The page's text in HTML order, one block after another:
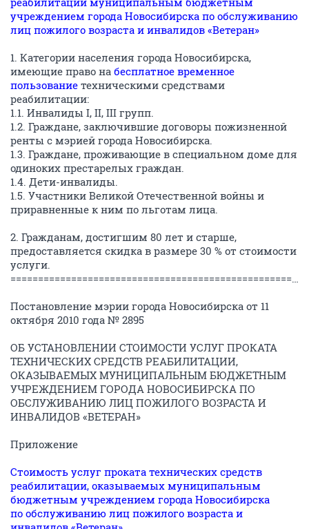
учреждением города Новосибирска по обслуживанию
лиц пожилого возраста и инвалидов «Ветеран»
1. Категории населения города Новосибирска,
имеющие право на бесплатное временное
пользование техническими средствами
реабилитации:
1.1. Инвалиды I, II, III групп.
1.2. Граждане, заключившие договоры пожизненной
ренты с мэрией города Новосибирска.
1.3. Граждане, проживающие в специальном доме для
одиноких престарелых граждан.
1.4. Дети-инвалиды.
1.5. Участники Великой Отечественной войны и
приравненные к ним по льготам лица.
2. Гражданам, достигшим 80 лет и старше,
предоставляется скидка в размере 30 % от стоимости
услуги.
============================================================
Постановление мэрии города Новосибирска от 11
октября 2010 года № 2895
ОБ УСТАНОВЛЕНИИ СТОИМОСТИ УСЛУГ ПРОКАТА
ТЕХНИЧЕСКИХ СРЕДСТВ РЕАБИЛИТАЦИИ,
ОКАЗЫВАЕМЫХ МУНИЦИПАЛЬНЫМ БЮДЖЕТНЫМ
УЧРЕЖДЕНИЕМ ГОРОДА НОВОСИБИРСКА ПО
ОБСЛУЖИВАНИЮ ЛИЦ ПОЖИЛОГО ВОЗРАСТА И
ИНВАЛИДОВ «ВЕТЕРАН»
Приложение
Стоимость услуг проката технических средств
реабилитации, оказываемых муниципальным
бюджетным учреждением города Новосибирска
по обслуживанию лиц пожилого возраста и